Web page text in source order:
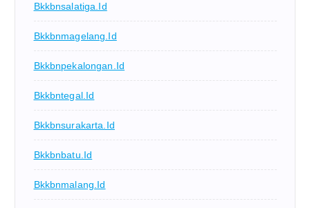
Bkkbnsalatiga.id
Bkkbnmagelang.id
Bkkbnpekalongan.id
Bkkbntegal.id
Bkkbnsurakarta.id
Bkkbnbatu.id
Bkkbnmalang.id